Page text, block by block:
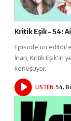
Kritik Eşik – 54:
Episode’un
İnan, Kritik Eşik'in
konuşuyor.
LISTEN 54.